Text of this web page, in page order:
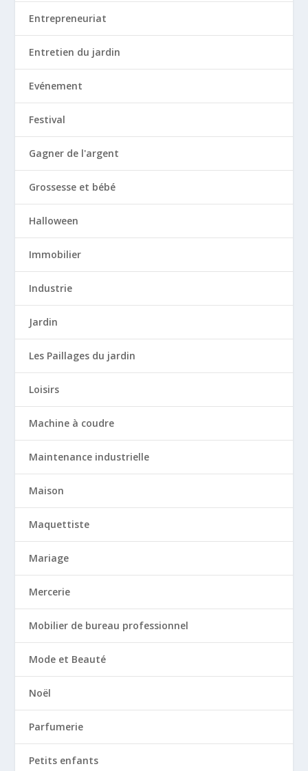
Entrepreneuriat
Entretien du jardin
Evénement
Festival
Gagner de l'argent
Grossesse et bébé
Halloween
Immobilier
Industrie
Jardin
Les Paillages du jardin
Loisirs
Machine à coudre
Maintenance industrielle
Maison
Maquettiste
Mariage
Mercerie
Mobilier de bureau professionnel
Mode et Beauté
Noël
Parfumerie
Petits enfants